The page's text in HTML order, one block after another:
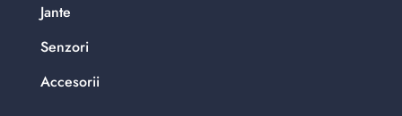
Jante
Senzori
Accesorii